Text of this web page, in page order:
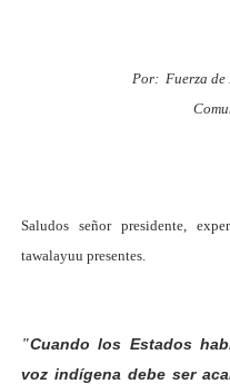
Por: Fuerza de
Saludos señor presidente,
tawalayuu presentes.
"Cuando los Estados
voz indígena debe ser